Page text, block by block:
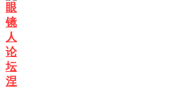
眼
镜
人
论
坛
涅